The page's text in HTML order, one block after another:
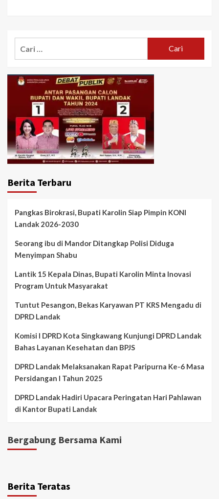
Berita Terbaru
Pangkas Birokrasi, Bupati Karolin Siap Pimpin KONI
Landak 2026-2030
Seorang ibu di Mandor Ditangkap Polisi Diduga
Menyimpan Shabu
Lantik 15 Kepala Dinas, Bupati Karolin Minta Inovasi
Program Untuk Masyarakat
Tuntut Pesangon, Bekas Karyawan PT KRS Mengadu di
DPRD Landak
Komisi I DPRD Kota Singkawang Kunjungi DPRD Landak
Bahas Layanan Kesehatan dan BPJS
DPRD Landak Melaksanakan Rapat Paripurna Ke-6 Masa
Persidangan I Tahun 2025
DPRD Landak Hadiri Upacara Peringatan Hari Pahlawan
di Kantor Bupati Landak
Bergabung Bersama Kami
Berita Teratas